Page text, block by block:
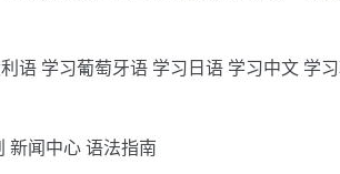
语 学习葡萄牙语 学习日语 学习中文 学
新闻中心语法指南